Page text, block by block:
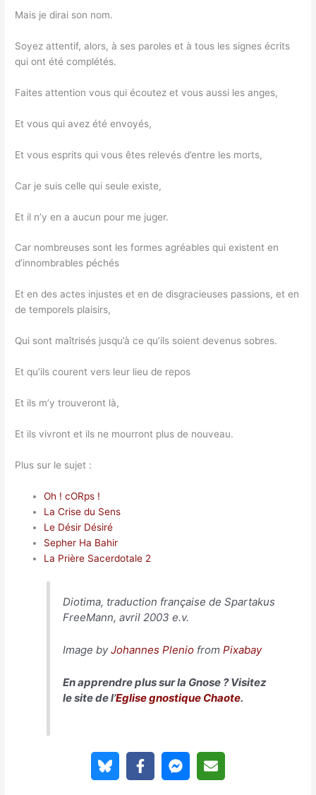
Mais je dirai son nom.
Soyez attentif, alors, à ses paroles et à tous les signes écrits
qui ont été complétés.
Faites attention vous qui écoutez et vous aussi les anges,
Et vous qui avez été envoyés,
Et vous esprits qui vous êtes relevés d’entre les morts,
Car je suis celle qui seule existe,
Et il n’y en a aucun pour me juger.
Car nombreuses sont les formes agréables qui existent en
d’innombrables péchés
Et en des actes injustes et en de disgracieuses passions, et en
de temporels plaisirs,
Qui sont maîtrisés jusqu’à ce qu’ils soient devenus sobres.
Et qu’ils courent vers leur lieu de repos
Et ils m’y trouveront là,
Et ils vivront et ils ne mourront plus de nouveau.
Plus sur le sujet :
Oh ! cORps !
La Crise du Sens
Le Désir Désiré
Sepher Ha Bahir
La Prière Sacerdotale 2
Diotima, traduction française de Spartakus
FreeMann, avril 2003 e.v.
Image byJohannes Plenio fromPixabay
En apprendre plus sur la Gnose ? Visitez
le site de l’Eglise gnostique Chaote.